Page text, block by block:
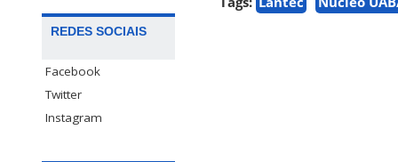
REDES SOCIAIS
Facebook
Twitter
Instagram